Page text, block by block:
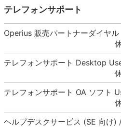
テレフォンサポート
Operius 販売パートナーダイヤル
テレフォンサポート Desktop
テレフォンサポート OA ソフト
ヘルプデスクサービス (SE 向け)